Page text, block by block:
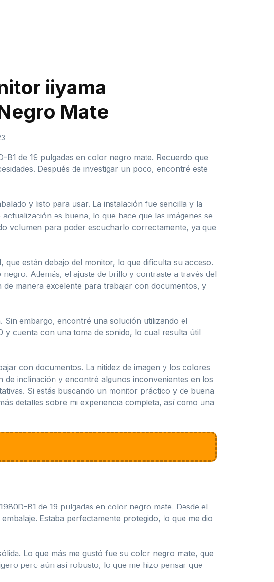
iiyama
Mate
de 19 pulgadas en color negro mate. Recuerdo que
Después de investigar un poco, encontré este
y listo para usar. La instalación fue sencilla y la
es buena, lo que hace que las imágenes se
volumen para poder escucharlo correctamente, ya que
están debajo del monitor, lo que dificulta su acceso.
Además, el ajuste de brillo y contraste a través del
manera excelente para trabajar con documentos, y
embargo, encontré una solución utilizando el
y cuenta con una toma de sonido, lo cual resulta útil
con documentos. La nitidez de imagen y los colores
inclinación y encontré algunos inconvenientes en los
Si estás buscando un monitor práctico y de buena
detalles sobre mi experiencia completa, así como una
B1 de 19 pulgadas en color negro mate. Desde el
Estaba perfectamente protegido, lo que me dio
Lo que más me gustó fue su color negro mate, que
pero aún así robusto, lo que me hizo pensar que